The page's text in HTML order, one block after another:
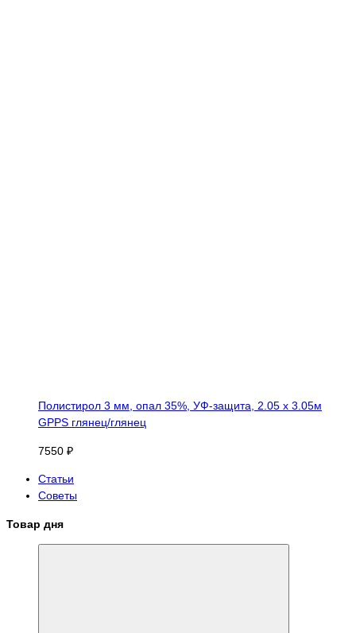
Полистирол 3 мм, опал 35%, УФ-защита, 2.05 х 3.05м
GPPS глянец/глянец
7550 ₽
Статьи
Советы
Товар дня